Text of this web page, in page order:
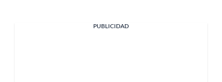
PUBLICIDAD